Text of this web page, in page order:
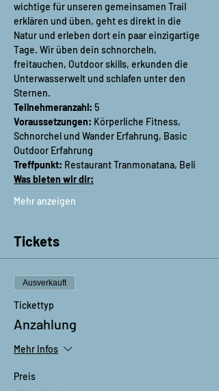
wichtige für unseren gemeinsamen Trail
erklären und üben, geht es direkt in die
Natur und erleben dort ein paar einzigartige
Tage. Wir üben dein schnorcheln,
freitauchen, Outdoor skills, erkunden die
Unterwasserwelt und schlafen unter den
Sternen.
Teilnehmeranzahl: 5
Voraussetzungen: Körperliche Fitness,
Schnorchel und Wander Erfahrung, Basic
Outdoor Erfahrung
Treffpunkt: Restaurant Tranmonatana, Beli
Was bieten wir dir:
Mehr anzeigen
Tickets
Ausverkauft
Tickettyp
Anzahlung
Mehr Infos
Preis